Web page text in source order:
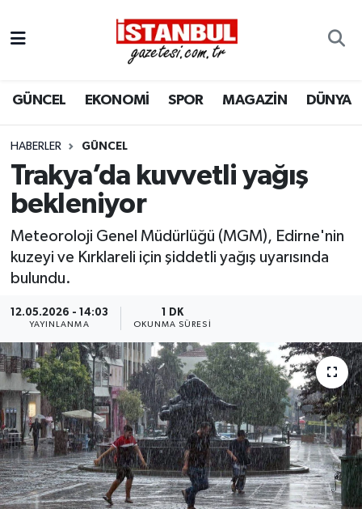
GÜNCEL EKONOMİ SPOR MAGAZİN DÜNYA
HABERLER GÜNCEL
Trakya’da kuvvetli yağış
bekleniyor
Meteoroloji Genel Müdürlüğü (MGM), Edirne'nin
kuzeyi ve Kırklareli için şiddetli yağış uyarısında
bulundu.
12.05.2026 - 14:03
YAYINLANMA
1 DK
OKUNMA SÜRESI
EKONOMİ
İSTANBUL
DÜNYA
MAGAZİN
KÜLTÜR SANAT
SAĞLIK
BİLİM VE TEKNOLOJİ
OTOMOBİL
KURUMSAL
Nöbetçi Eczaneler
Hava Durumu
Trafik Durumu
Süper Lig Puan Durumu ve Fikstür
Son Dakika Haberleri
Haber Arşivi